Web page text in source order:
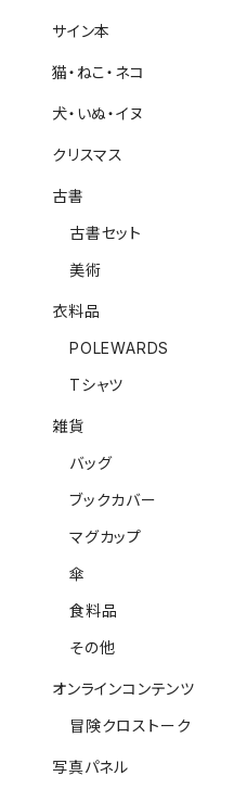
サイン本
猫・ねこ・ネコ
犬・いぬ・イヌ
クリスマス
古書
古書セット
美術
衣料品
POLEWARDS
Tシャツ
雑貨
バッグ
ブックカバー
マグカップ
傘
食料品
その他
オンラインコンテンツ
冒険クロストーク
写真パネル